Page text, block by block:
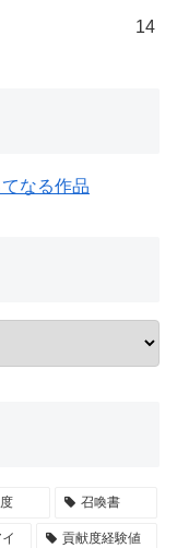
14
なる作品
召喚書
貢献度経験値